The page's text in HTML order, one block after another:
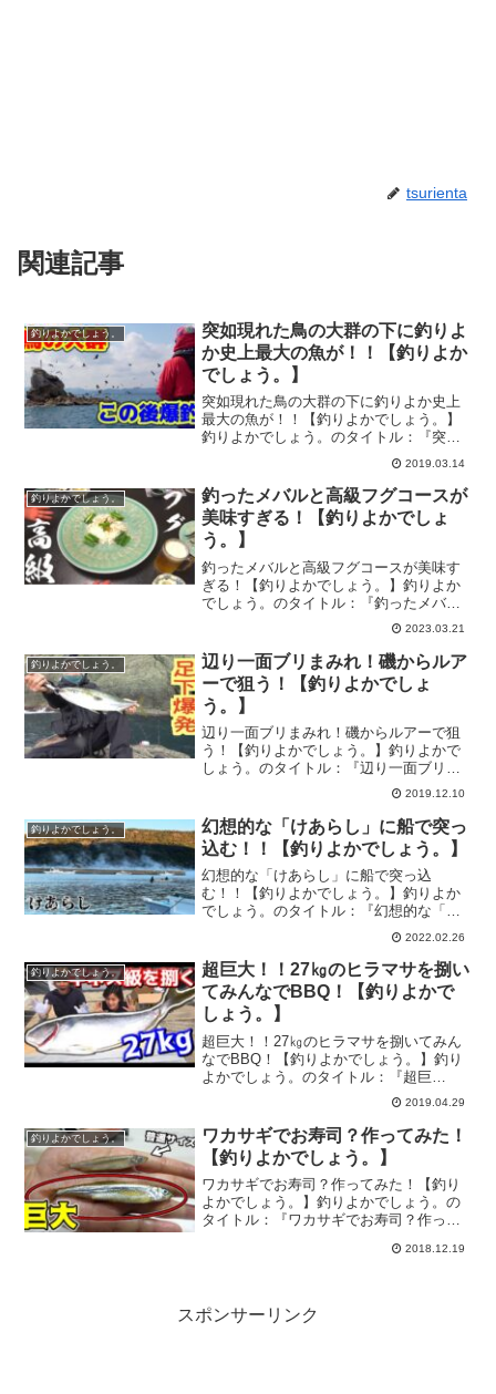
tsurienta
関連記事
釣りよかでしょう。
突如現れた鳥の大群の下に釣りよ
か史上最大の魚が！！【釣りよか
でしょう。】
突如現れた鳥の大群の下に釣りよか史上
最大の魚が！！【釣りよかでしょう。】
釣りよかでしょう。のタイトル：『突如
現れた鳥の大群の下に釣りよか史上最大
の魚が！！』の釣り動画です。『釣りよ
かでしょう。』はYoutubeで活動する釣り
好き集団。テーマ...
2019.03.14
釣りよかでしょう。
釣ったメバルと高級フグコースが
美味すぎる！【釣りよかでしょ
う。】
釣ったメバルと高級フグコースが美味す
ぎる！【釣りよかでしょう。】釣りよか
でしょう。のタイトル：『釣ったメバル
と高級フグコースが美味すぎる！』の釣
り動画です。『釣りよかでしょう。』は
Youtubeで活動する釣り好き集団。テーマ
は・・・「とにか...
2023.03.21
釣りよかでしょう。
辺り一面ブリまみれ！磯からルア
ーで狙う！【釣りよかでしょ
う。】
辺り一面ブリまみれ！磯からルアーで狙
う！【釣りよかでしょう。】釣りよかで
しょう。のタイトル：『辺り一面ブリま
みれ！磯からルアーで狙う！』の釣り動
画です。『釣りよかでしょう。』は
Youtubeで活動する釣り好き集団。テーマ
は・・・「とにかく釣...
2019.12.10
釣りよかでしょう。
幻想的な「けあらし」に船で突っ
込む！！【釣りよかでしょう。】
幻想的な「けあらし」に船で突っ込
む！！【釣りよかでしょう。】釣りよか
でしょう。のタイトル：『幻想的な「け
あらし」に船で突っ込む！！』の釣り動
画です。『釣りよかでしょう。』は
Youtubeで活動する釣り好き集団。テーマ
は・・・「とにかく釣りの...
2022.02.26
釣りよかでしょう。
超巨大！！27㎏のヒラマサを捌い
てみんなでBBQ！【釣りよかで
しょう。】
超巨大！！27㎏のヒラマサを捌いてみん
なでBBQ！【釣りよかでしょう。】釣り
よかでしょう。のタイトル：『超巨
大！！27㎏のヒラマサを捌いてみんなで
BBQ！』の釣り動画です。『釣りよかで
しょう。』はYoutubeで活動する釣り好き
集団。テーマ...
2019.04.29
釣りよかでしょう。
ワカサギでお寿司？作ってみた！
【釣りよかでしょう。】
ワカサギでお寿司？作ってみた！【釣り
よかでしょう。】釣りよかでしょう。の
タイトル：『ワカサギでお寿司？作って
しょう。』はYoutubeで活動する釣り好き
2018.12.19
スポンサーリンク